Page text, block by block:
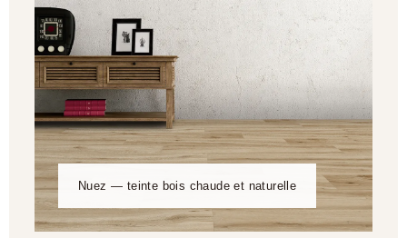
Nuez — teinte bois chaude et naturelle